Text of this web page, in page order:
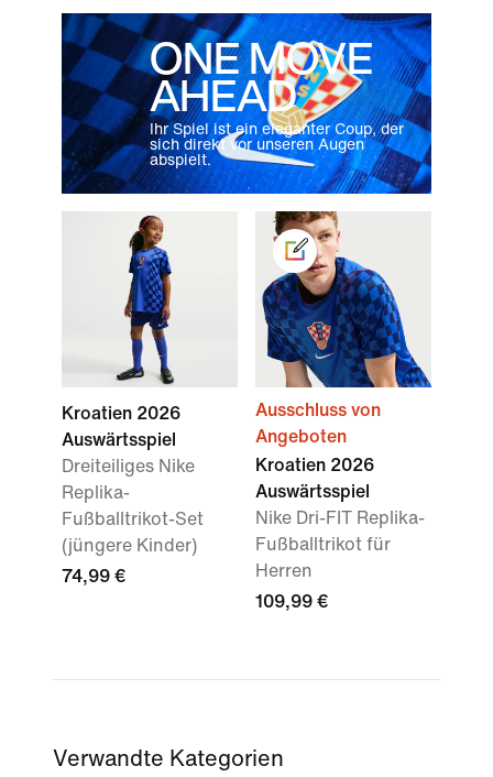
ONE MOVE
AHEAD
Ihr Spiel ist ein eleganter Coup, der
sich direkt vor unseren Augen
abspielt.
Kroatien 2026
Auswärtsspiel
Dreiteiliges Nike
Replika-
Fußballtrikot-Set
(jüngere Kinder)
74,99 €
Ausschluss von
Angeboten
Kroatien 2026
Auswärtsspiel
Nike Dri-FIT Replika-
Fußballtrikot für
Herren
109,99 €
Verwandte Kategorien